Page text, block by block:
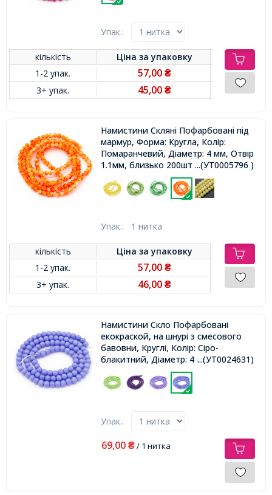
Упак.:
кількість Ціна заупаковку
1-2 упак.
57,00₴
3+ упак. 45,00₴
Намистини Скляні Пофарбовані під
мармур, Форма: Кругла, Колір:
Помаранчевий, Діаметр: 4 мм, Отвір
1.1мм, близько 200шт / 80см /
...(УТ0005796 )
Упак.: 1 нитка
кількість Ціна заупаковку
1-2 упак.
57,00₴
3+ упак. 46,00₴
Намистини Скло Пофарбовані
екокраской, на шнурі з смесового
бавовни, Круглі, Колір: Сіро-
блакитний, Діаметр: 4 мм, Отвір
1мм, близько 100шт/41см/нитка,
...(УТ0024631)
Упак.:
69,00 ₴/ 1 нитка